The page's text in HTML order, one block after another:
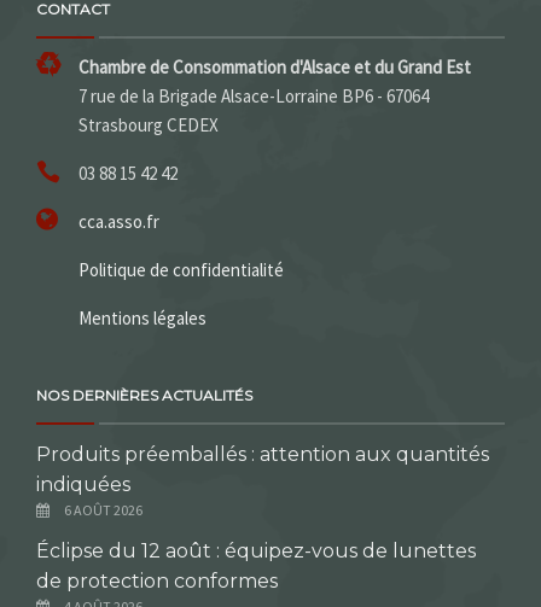
CONTACT
Chambre de Consommation d'Alsace et du Grand Est
7 rue de la Brigade Alsace-Lorraine BP6 - 67064
Strasbourg CEDEX
03 88 15 42 42
cca.asso.fr
Politique de confidentialité
Mentions légales
NOS DERNIÈRES ACTUALITÉS
Produits préemballés : attention aux quantités
indiquées
6 AOÛT 2026
Éclipse du 12 août : équipez-vous de lunettes
de protection conformes